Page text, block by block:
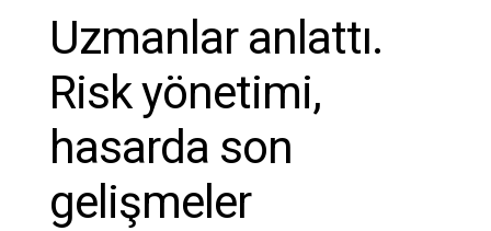
Uzmanlar anlattı.
Risk yönetimi,
hasarda son
gelişmeler